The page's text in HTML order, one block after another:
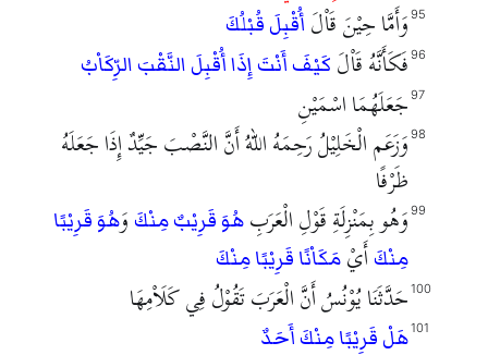
وَأَمَّا حِيْنَ قَاْلَ أُقْبِلَ قُبْلُكَ 95
فَكَأَنَّهُ قَاْلَ كَيْفَ أَنْتَ إِذَا أُقْبِلَ النَّقْبَ الرِّكَاْبُ 96
جَعَلَهُمَا اسْمَيْنِ 97
وَزَعَم الْخَلِيْلُ رَحِمَهُ اللهُ أَنَّ النَّصْبَ جَيِّدٌ إِذَا جَعَلَهُ
ظَرْفًا
98
وَهُو بِمَنْزِلَةِ قَوْلِ الْعَرَبِ هُوَ قَرِيْبٌ مِنْكَ وَهُوَ قَرِيْبًا
مِنْكَ أَيْ مَكَاْنًا قَرِيْبًا مِنْكَ
99
حَدَّثَنَا يُوْنُسُ أَنَّ الْعَرَبَ تَقُوْلُ فِي كَلَاْمِهَا 100
هَلْ قَرِيْبًا مِنْكَ أَحَدٌ101